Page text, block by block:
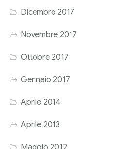
Dicembre 2017
Novembre 2017
Ottobre 2017
Gennaio 2017
Aprile 2014
Aprile 2013
Maggio 2012